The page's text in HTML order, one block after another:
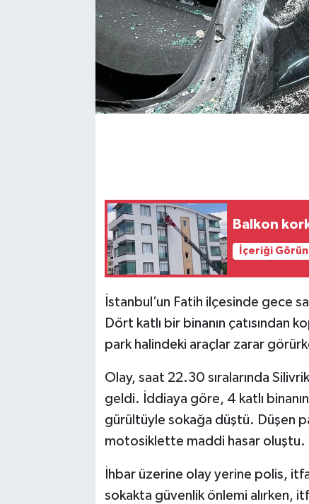
Balkon
İçeriği
İstanbul’un Fatih ilçesinde gece
Dört katlı bir binanın çatısından
park halindeki araçlar zarar
Olay, saat 22.30 sıralarında
geldi. İddiaya göre, 4 katlı
gürültüyle sokağa düştü. Düşen
motosiklette maddi hasar oluştu.
İhbar üzerine olay yerine polis,
sokakta güvenlik önlemi alırken,